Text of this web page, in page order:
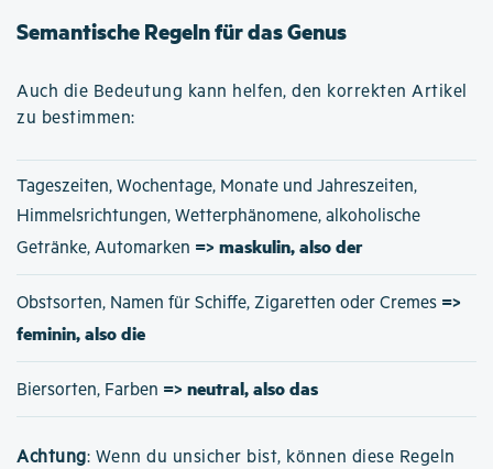
Semantische Regeln für das Genus
Auch die Bedeutung kann helfen, den korrekten Artikel
zu bestimmen:
Tageszeiten, Wochentage, Monate und Jahreszeiten,
Himmelsrichtungen, Wetterphänomene, alkoholische
Getränke, Automarken => maskulin, also der
Obstsorten, Namen für Schiffe, Zigaretten oder Cremes =>
feminin, also die
Biersorten, Farben => neutral, also das
Achtung: Wenn du unsicher bist, können diese Regeln